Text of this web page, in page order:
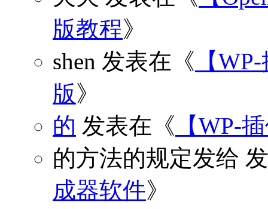
版教程》
shen 发表在《 【
版》
的 发表在《 【WP-
的方法的规定发给
成器软件》